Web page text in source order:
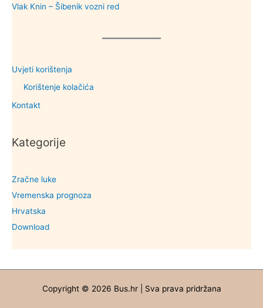
Vlak Knin – Šibenik vozni red
Uvjeti korištenja
Korištenje kolačića
Kontakt
Kategorije
Zračne luke
Vremenska prognoza
Hrvatska
Download
Copyright © 2026 Bus.hr | Sva prava pridržana